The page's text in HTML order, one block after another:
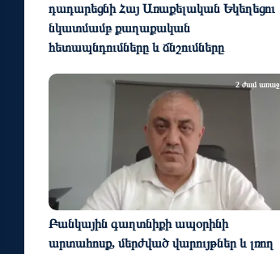
դադարեցնի Հայ Առաքելական Եկեղեցու
նկատմամբ քաղաքական
հետապնդումները և ճնշումները
Բանկային գաղտնիքի ապօրինի
արտահոսք, մերժված վարույթներ և լռող
2 ժամ առաջ